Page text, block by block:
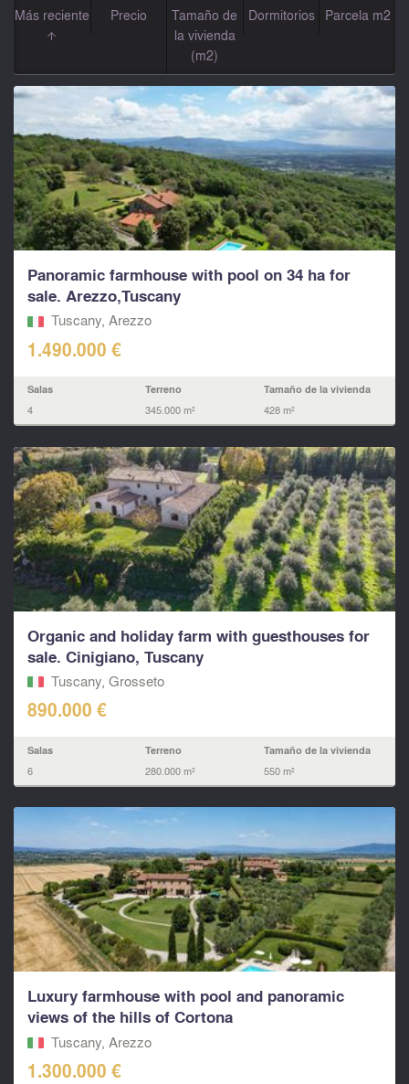
Más reciente Precio
Tamaño de
la vivienda
(m2)
Dormitorios Parcela m2
Panoramic farmhouse with pool on 34 ha for
sale. Arezzo,Tuscany
Tuscany, Arezzo
1.490.000 €
Salas
4
Terreno
345.000 m²
Tamaño de la vivienda
428 m²
Organic and holiday farm with guesthouses for
sale. Cinigiano, Tuscany
Tuscany, Grosseto
890.000 €
Salas
6
Terreno
280.000 m²
Tamaño de la vivienda
550 m²
Luxury farmhouse with pool and panoramic
views of the hills of Cortona
Tuscany, Arezzo
1.300.000 €